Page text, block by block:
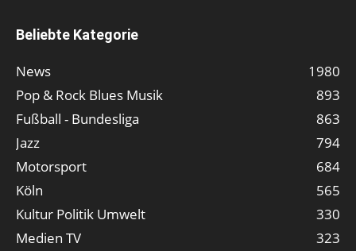
Beliebte Kategorie
News
1980
Pop & Rock Blues Musik
893
Fußball - Bundesliga
863
Jazz
794
Motorsport
684
Köln
565
Kultur Politik Umwelt
330
Medien TV
323